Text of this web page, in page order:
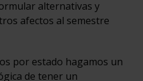
alternativas y
afectos al semestre
por estado hagamos un
de tener un